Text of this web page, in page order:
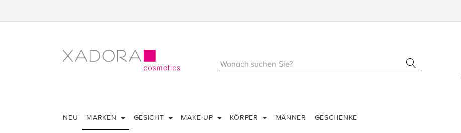
NEU MARKEN GESICHT MAKE-UP KÖRPER MÄNNER GESCHENKE